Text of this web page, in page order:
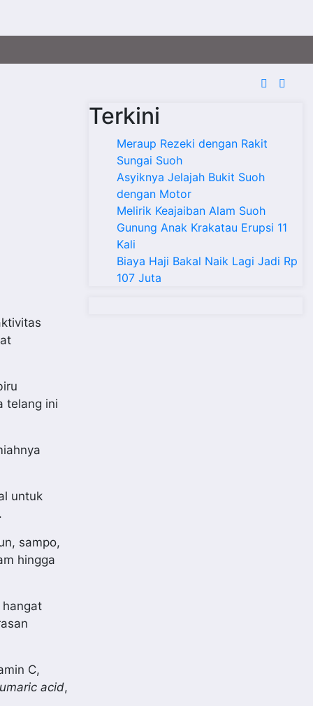
telang ini
untuk
sampo,
hingga
hangat
C,
acid,
Terkini
Meraup Rezeki dengan Rakit
Sungai Suoh
Asyiknya Jelajah Bukit Suoh
dengan Motor
Melirik Keajaiban Alam Suoh
Gunung Anak Krakatau Erupsi 11
Kali
Biaya Haji Bakal Naik Lagi Jadi Rp
107 Juta